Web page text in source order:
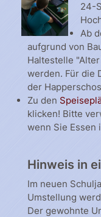
24-
Ab
aufgrund von
Haltestelle
werden. Für die
der
Zu den
klicken! Bitte
wenn Sie Essen
Hinweis in
Im neuen
Umstellung
Der gewohnte